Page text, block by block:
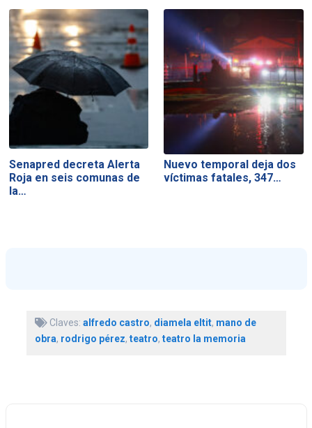
Senapred decreta Alerta
Roja en seis comunas de
la…
Nuevo temporal deja dos
víctimas fatales, 347…
Claves: alfredo castro, diamela eltit, mano de
obra, rodrigo pérez, teatro, teatro la memoria